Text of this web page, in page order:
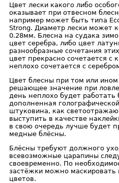
Цвет лески какого либо
оказывает при отвесном
например может быть типа
Strong. Диаметр лески может
0.28мм. Блесна на судака
цвет серебра, либо цвет
разнообразные сочетания
цвет прекрасно сочетается с
неплохо сочетается с
Цвет блесны при том или
решающее значение при
день неплохо будет работать
дополненная
штуковина, как
выступить в качестве
в свою очередь лучше будет
медные блёсны.
Блёсны требуют должного
всевозможные царапины
своевременно. По
застёжки можно маскировать
цветов.